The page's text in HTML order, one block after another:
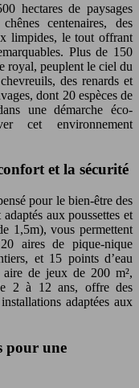
hectares de paysages
centenaires, des
limpides, le tout offrant
Plus de 150
royal, peuplent le ciel du
des renards et
dont 20 espèces de
une démarche éco-
cet environnement
et la sécurité
pour le bien-être des
aux poussettes et
1,5m), vous permettent
aires de pique-nique
et 15 points d’eau
aire de jeux de 200 m²,
2 à 12 ans, offre des
adaptées aux
pour une